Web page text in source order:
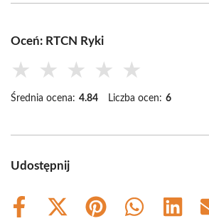
Oceń: RTCN Ryki
★ ★ ★ ★ ★
Średnia ocena: 4.84 Liczba ocen: 6
Udostępnij
Share
Share
Share
Share
Share